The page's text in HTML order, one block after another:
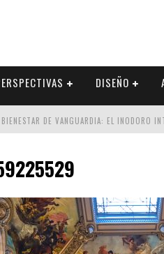
DISEÑO
DE VANGUARDIA: EL INODORO
– LA CONSTANCIA DETRÁS DE LA
LA CALIDEZ: ACABADOS DORADOS DE FV